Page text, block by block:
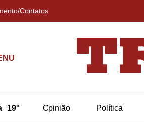
Contatos
19° Opinião Política